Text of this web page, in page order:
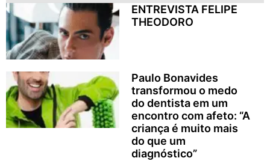
ENTREVISTA FELIPE
THEODORO
Paulo Bonavides
transformou o medo
do dentista em um
encontro com afeto: “A
criança é muito mais
do que um
diagnóstico”